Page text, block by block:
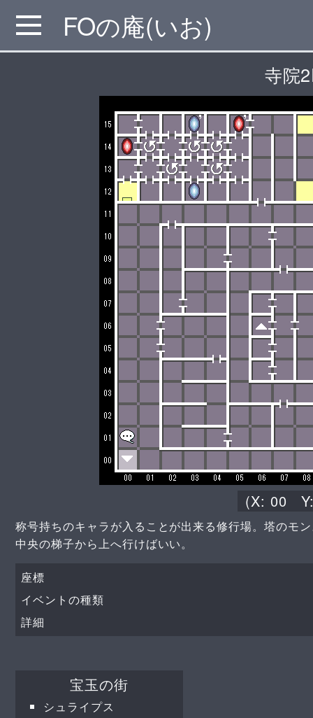
MENU FOの庵(いお)
寺院
(X: 00
称号持ちのキャラが入ることが出来る修行場。塔のモ
中央の梯子から上へ行けばいい。
座標
イベントの種類
詳細
宝玉の街
シュライプス